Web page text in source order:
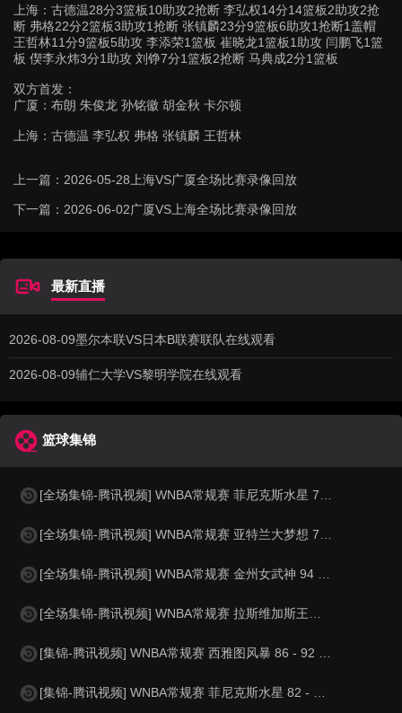
上海：古德温28分3篮板10助攻2抢断 李弘权14分14篮板2助攻2抢
断 弗格22分2篮板3助攻1抢断 张镇麟23分9篮板6助攻1抢断1盖帽
王哲林11分9篮板5助攻 李添荣1篮板 崔晓龙1篮板1助攻 闫鹏飞1篮
板 偰李永炜3分1助攻 刘铮7分1篮板2抢断 马典成2分1篮板
双方首发：
广厦：布朗 朱俊龙 孙铭徽 胡金秋 卡尔顿
上海：古德温 李弘权 弗格 张镇麟 王哲林
上一篇： 2026-05-28上海VS广厦全场比赛录像回放
下一篇： 2026-06-02广厦VS上海全场比赛录像回放
最新直播
2026-08-09墨尔本联VS日本B联赛联队在线观看
2026-08-09辅仁大学VS黎明学院在线观看
篮球集锦
[全场集锦-腾讯视频] WNBA常规赛 菲尼克斯水星 72 - 75 康涅狄格太阳
[全场集锦-腾讯视频] WNBA常规赛 亚特兰大梦想 74 - 79 华盛顿神秘人
[全场集锦-腾讯视频] WNBA常规赛 金州女武神 94 - 76 达拉斯飞翼
[全场集锦-腾讯视频] WNBA常规赛 拉斯维加斯王牌 86 - 84 印第安纳狂热
[集锦-腾讯视频] WNBA常规赛 西雅图风暴 86 - 92 纽约自由人
[集锦-腾讯视频] WNBA常规赛 菲尼克斯水星 82 - 96 亚特兰大梦想